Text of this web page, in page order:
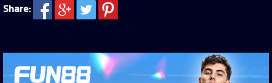
Share: